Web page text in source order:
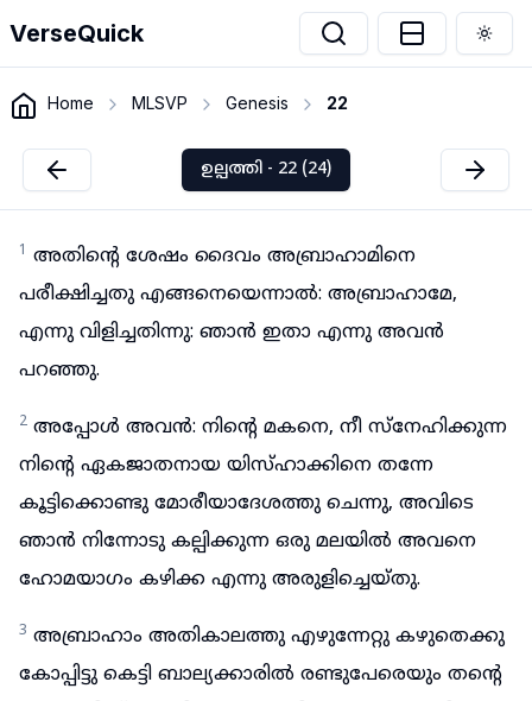
VerseQuick
Home MLSVP Genesis 22
ഉല്പത്തി - 22 (24)
1 അതിന്റെ ശേഷം ദൈവം അബ്രാഹാമിനെ
പരീക്ഷിച്ചതു എങ്ങനെയെന്നാൽ: അബ്രാഹാമേ,
എന്നു വിളിച്ചതിന്നു: ഞാൻ ഇതാ എന്നു അവൻ
പറഞ്ഞു.
2 അപ്പോൾ അവൻ: നിന്റെ മകനെ, നീ സ്നേഹിക്കുന്ന
നിന്റെ ഏകജാതനായ യിസ്ഹാക്കിനെ തന്നേ
കൂട്ടിക്കൊണ്ടു മോരീയാദേശത്തു ചെന്നു, അവിടെ
ഞാൻ നിന്നോടു കല്പിക്കുന്ന ഒരു മലയിൽ അവനെ
ഹോമയാഗം കഴിക്ക എന്നു അരുളിച്ചെയ്തു.
3 അബ്രാഹാം അതികാലത്തു എഴുന്നേറ്റു കഴുതെക്കു
കോപ്പിട്ടു കെട്ടി ബാല്യക്കാരിൽ രണ്ടുപേരെയും തന്റെ